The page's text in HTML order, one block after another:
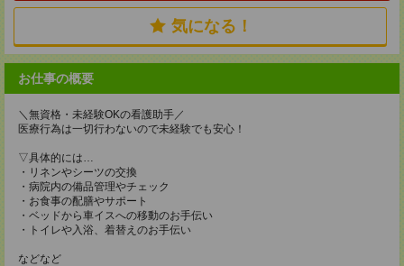
気になる！
お仕事の概要
＼無資格・未経験OKの看護助手／
医療行為は一切行わないので未経験でも安心！
▽具体的には…
・リネンやシーツの交換
・病院内の備品管理やチェック
・お食事の配膳やサポート
・ベッドから車イスへの移動のお手伝い
・トイレや入浴、着替えのお手伝い
などなど